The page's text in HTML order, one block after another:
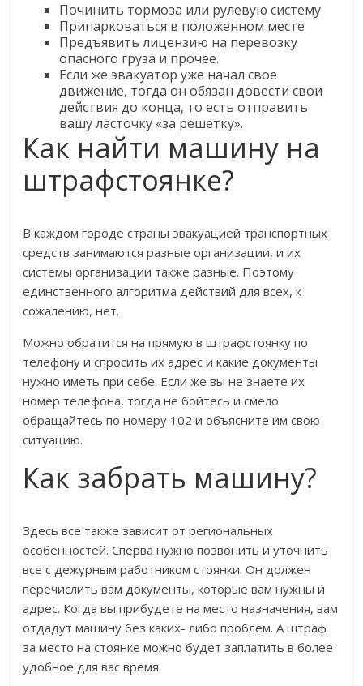
Починить тормоза или рулевую систему
Припарковаться в положенном месте
Предъявить лицензию на перевозку
опасного груза и прочее.
Если же эвакуатор уже начал свое
движение, тогда он обязан довести свои
действия до конца, то есть отправить
вашу ласточку «за решетку».
Как найти машину на
штрафстоянке?
В каждом городе страны эвакуацией транспортных
средств занимаются разные организации, и их
системы организации также разные. Поэтому
единственного алгоритма действий для всех, к
сожалению, нет.
Можно обратится на прямую в штрафстоянку по
телефону и спросить их адрес и какие документы
нужно иметь при себе. Если же вы не знаете их
номер телефона, тогда не бойтесь и смело
обращайтесь по номеру 102 и объясните им свою
ситуацию.
Как забрать машину?
Здесь все также зависит от региональных
особенностей. Сперва нужно позвонить и уточнить
все с дежурным работником стоянки. Он должен
перечислить вам документы, которые вам нужны и
адрес. Когда вы прибудете на место назначения, вам
отдадут машину без каких- либо проблем. А штраф
за место на стоянке можно будет заплатить в более
удобное для вас время.